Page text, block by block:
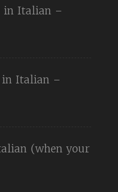
in Italian –
in Italian –
(when your